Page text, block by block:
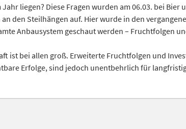
liegen? Diese Fragen wurden am 06.03. bei
den Steilhängen auf. Hier wurde in den
Anbausystem geschaut werden – Fruchtfolgen
ist bei allen groß. Erweiterte Fruchtfolgen und
Erfolge, sind jedoch unentbehrlich für